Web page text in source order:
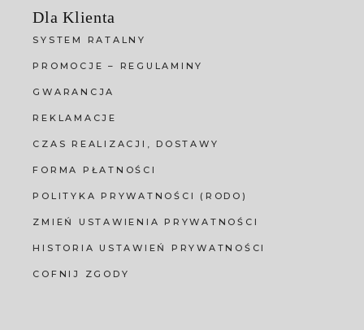
Dla Klienta
SYSTEM RATALNY
PROMOCJE – REGULAMINY
GWARANCJA
REKLAMACJE
CZAS REALIZACJI, DOSTAWY
FORMA PŁATNOŚCI
POLITYKA PRYWATNOŚCI (RODO)
ZMIEŃ USTAWIENIA PRYWATNOŚCI
HISTORIA USTAWIEŃ PRYWATNOŚCI
COFNIJ ZGODY